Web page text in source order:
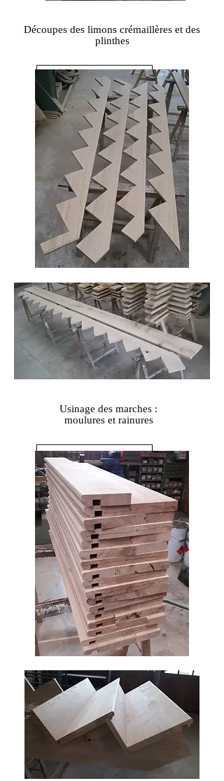
Découpes des limons crémaillères et des
plinthes
Usinage des marches :
moulures et rainures